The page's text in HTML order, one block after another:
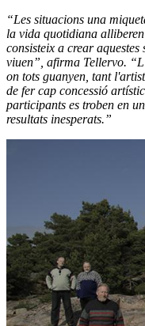
“Les situacions una
la vida quotidiana
consisteix a crear
viuen”, afirma Tellervo.
on tots guanyen, tant
de fer cap concessió
participants es troben en
resultats inesperats.”